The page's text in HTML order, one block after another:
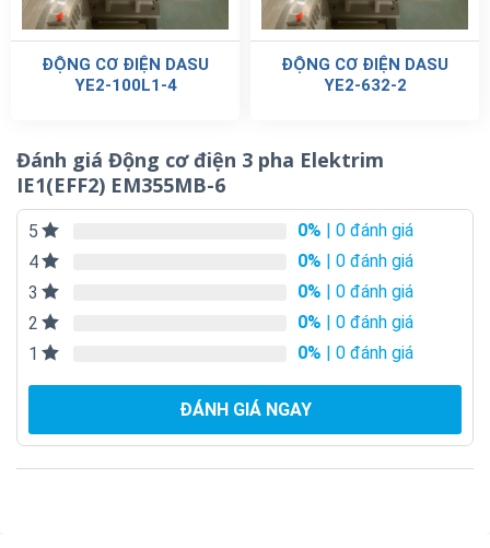
ĐỘNG CƠ ĐIỆN DASU
YE2-100L1-4
ĐỘNG CƠ ĐIỆN DASU
YE2-632-2
Đánh giá Động cơ điện 3 pha Elektrim
IE1(EFF2) EM355MB-6
5 0% | 0 đánh giá
4
0% | 0 đánh giá
3
0% | 0 đánh giá
2
0% | 0 đánh giá
1
0% | 0 đánh giá
ĐÁNH GIÁ NGAY